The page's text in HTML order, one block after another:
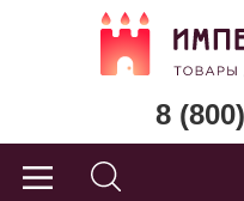
8